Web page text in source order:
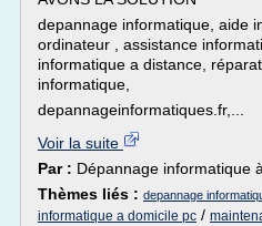
depannage informatique, aide
ordinateur , assistance
informatique a distance,
informatique,
depannageinformatiques.fr,...
Voir la suite
Par : Dépannage informatique
Thèmes liés : depannage
informatique a domicile pc /